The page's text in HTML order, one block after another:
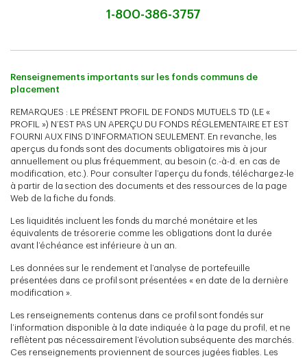
1-800-386-3757
Renseignements importants sur les fonds communs de
placement
REMARQUES : LE PRÉSENT PROFIL DE FONDS MUTUELS TD (LE «
PROFIL ») N’EST PAS UN APERÇU DU FONDS RÉGLEMENTAIRE ET EST
FOURNI AUX FINS D’INFORMATION SEULEMENT. En revanche, les
aperçus du fonds sont des documents obligatoires mis à jour
annuellement ou plus fréquemment, au besoin (c.-à-d. en cas de
modification, etc.). Pour consulter l’aperçu du fonds, téléchargez-le
à partir de la section des documents et des ressources de la page
Web de la fiche du fonds.
Les liquidités incluent les fonds du marché monétaire et les
équivalents de trésorerie comme les obligations dont la durée
avant l’échéance est inférieure à un an.
Les données sur le rendement et l’analyse de portefeuille
présentées dans ce profil sont présentées « en date de la dernière
modification ».
Les renseignements contenus dans ce profil sont fondés sur
l’information disponible à la date indiquée à la page du profil, et ne
reflètent pas nécessairement l’évolution subséquente des marchés.
Ces renseignements proviennent de sources jugées fiables. Les